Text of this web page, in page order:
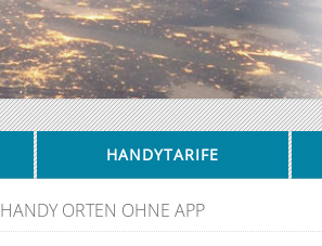
HANDYTARIFE
HANDY ORTEN OHNE APP